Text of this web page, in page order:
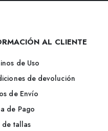
AL CLIENTE
de Uso
de devolución
de Envío
de Pago
de tallas